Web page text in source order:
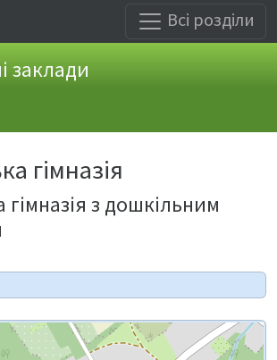
Всі розділи
заклади
гімназія
гімназія з дошкільним